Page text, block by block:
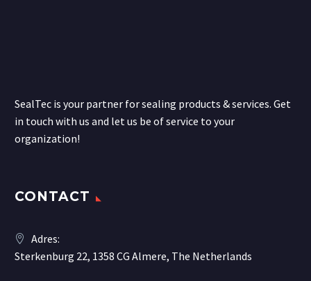
SealTec is your partner for sealing products & services. Get
in touch with us and let us be of service to your
organization!
CONTACT
Adres:
Sterkenburg 22, 1358 CG Almere, The Netherlands